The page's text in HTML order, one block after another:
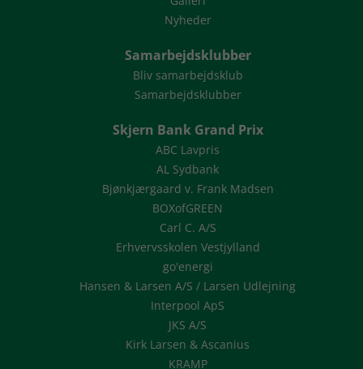
Nyheder
Samarbejdsklubber
Bliv samarbejdsklub
Samarbejdsklubber
Skjern Bank Grand Prix
ABC Lavpris
AL Sydbank
Bjønkjærgaard v. Frank Madsen
BOXofGREEN
Carl C. A/S
Erhvervsskolen Vestjylland
go'energi
Hansen & Larsen A/S / Larsen Udlejning
Interpool ApS
JKS A/S
Kirk Larsen & Ascanius
KRAMP